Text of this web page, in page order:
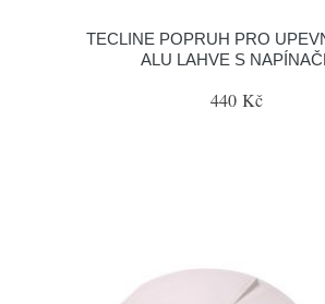
TECLINE POPRUH PRO
ALU LAHVE S
440 Kč